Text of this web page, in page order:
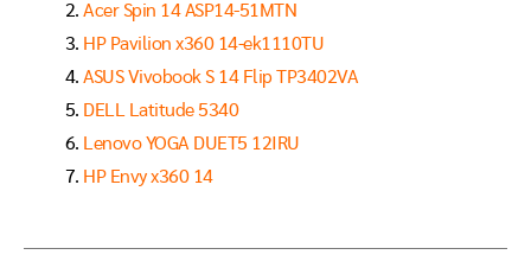
Acer Spin 14 ASP14-51MTN
HP Pavilion x360 14-ek1110TU
ASUS Vivobook S 14 Flip TP3402VA
DELL Latitude 5340
Lenovo YOGA DUET5 12IRU
HP Envy x360 14